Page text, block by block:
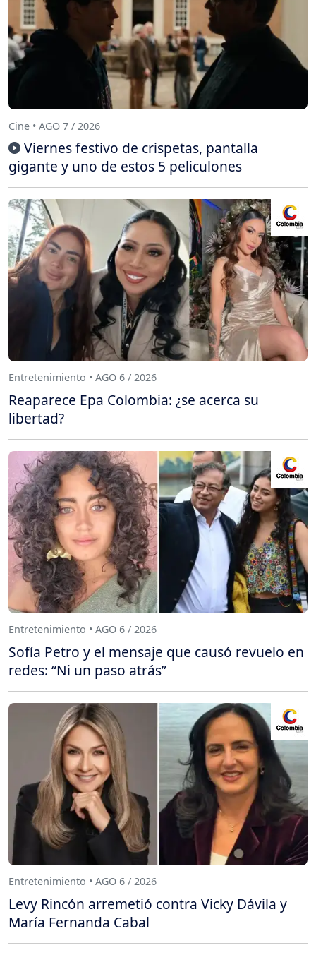
Cine • AGO 7 / 2026
Viernes festivo de crispetas, pantalla
gigante y uno de estos 5 peliculones
Entretenimiento • AGO 6 / 2026
Reaparece Epa Colombia: ¿se acerca su
libertad?
Entretenimiento • AGO 6 / 2026
Sofía Petro y el mensaje que causó revuelo en
redes: “Ni un paso atrás”
Entretenimiento • AGO 6 / 2026
Levy Rincón arremetió contra Vicky Dávila y
María Fernanda Cabal